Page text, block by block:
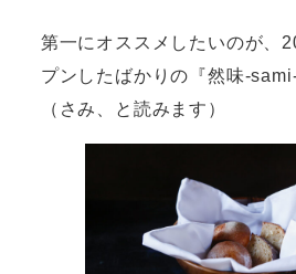
第一にオススメしたいのが、
プンしたばかりの『然味-sami-
（さみ、と読みます）